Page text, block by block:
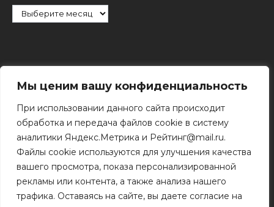
Мы ценим вашу конфиденциальность
При использовании данного сайта происходит
обработка и передача файлов cookie в систему
аналитики Яндекс.Метрика и Рейтинг@mail.ru.
Файлы cookie используются для улучшения качества
вашего просмотра, показа персонализированной
рекламы или контента, а также анализа нашего
трафика. Оставаясь на сайте, вы даете согласие на
Поиск